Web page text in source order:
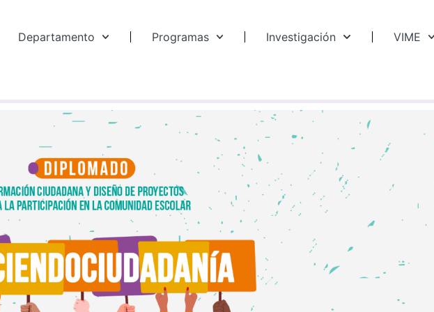
Departamento Programas Investigación VIME